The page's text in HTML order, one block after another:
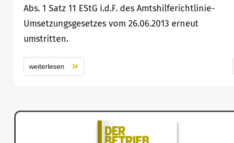
Abs. 1 Satz 11 EStG i.d.F. des Amtshilferichtlinie-
Umsetzungsgesetzes vom 26.06.2013 erneut
umstritten.
weiterlesen